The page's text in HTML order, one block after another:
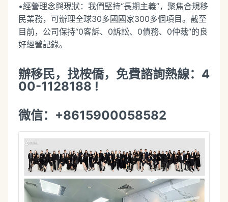
•經營理念與現狀：我們堅持“長期主義”，聚焦合規移
民業務，可辦理全球30多國國家300多個項目。截至
目前，公司保持“0客訴、0訴訟、0債務、0仲裁”的良
好經營記錄。
辦移民，找桉僑，免費諮詢熱線：4
00-1128188 !
微信：+8615900058582